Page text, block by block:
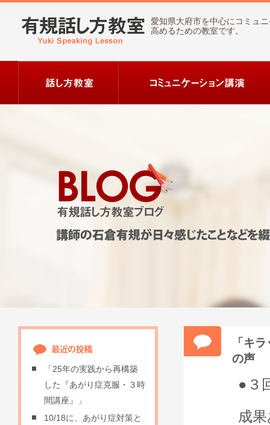
愛知県大府市を中心にコミュ
高めるための教室です。
「キ
の声
●３
成
「25年の実践から再構築
した『あがり症克服・３時
間講座』」
10/18に、あがり症対策と